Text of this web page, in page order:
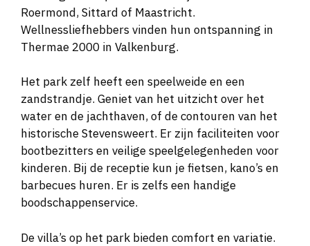
Roermond, Sittard of Maastricht.
Wellnessliefhebbers vinden hun ontspanning in
Thermae 2000 in Valkenburg.
Het park zelf heeft een speelweide en een
zandstrandje. Geniet van het uitzicht over het
water en de jachthaven, of de contouren van het
historische Stevensweert. Er zijn faciliteiten voor
bootbezitters en veilige speelgelegenheden voor
kinderen. Bij de receptie kun je fietsen, kano’s en
barbecues huren. Er is zelfs een handige
boodschappenservice.
De villa’s op het park bieden comfort en variatie.